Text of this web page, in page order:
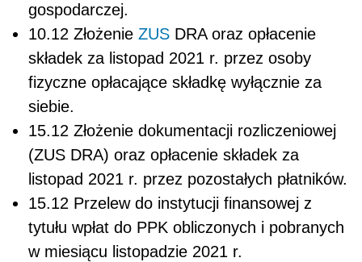
gospodarczej.
10.12 Złożenie ZUS DRA oraz opłacenie
składek za listopad 2021 r. przez osoby
fizyczne opłacające składkę wyłącznie za
siebie.
15.12 Złożenie dokumentacji rozliczeniowej
(ZUS DRA) oraz opłacenie składek za
listopad 2021 r. przez pozostałych płatników.
15.12 Przelew do instytucji finansowej z
tytułu wpłat do PPK obliczonych i pobranych
w miesiącu listopadzie 2021 r.